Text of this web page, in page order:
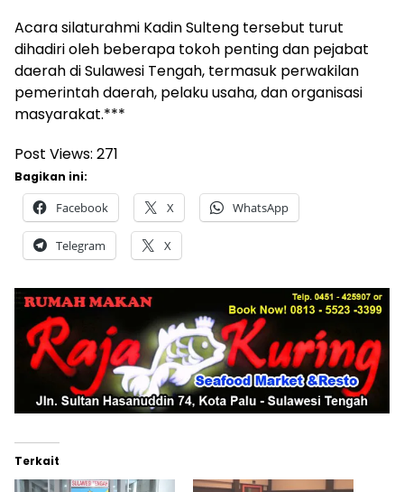
Acara silaturahmi Kadin Sulteng tersebut turut
dihadiri oleh beberapa tokoh penting dan pejabat
daerah di Sulawesi Tengah, termasuk perwakilan
pemerintah daerah, pelaku usaha, dan organisasi
masyarakat.***
Post Views: 271
Bagikan ini:
Facebook X WhatsApp
Telegram X
Terkait